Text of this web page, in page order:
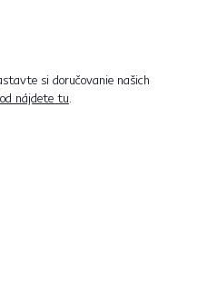
si doručovanie našich
nájdete tu.